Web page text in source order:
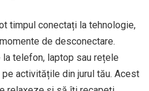
timpul conectați la tehnologie,
de desconectare.
telefon, laptop sau rețele
activitățile din jurul tău. Acest